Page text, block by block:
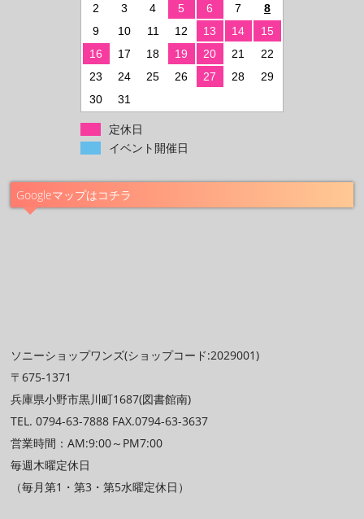
2
3 4 5 6 7
8
9
10 11 12 13 14
15
16
17 18 19 20 21
22
23
24 25 26 27 28
29
30
31
定休日
イベント開催日
Googleマップはコチラ
ソニーショップワンズ(ショップコード:2029001)
〒675-1371
兵庫県小野市黒川町1687(図書館南)
TEL. 0794-63-7888 FAX.0794-63-3637
営業時間：AM:9:00～PM7:00
毎週木曜定休日
（毎月第1・第3・第5水曜定休日）